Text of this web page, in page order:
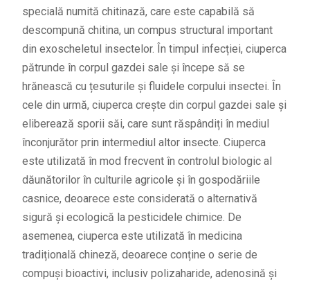
specială numită chitinază, care este capabilă să
descompună chitina, un compus structural important
din exoscheletul insectelor. În timpul infecției, ciuperca
pătrunde în corpul gazdei sale și începe să se
hrănească cu țesuturile și fluidele corpului insectei. În
cele din urmă, ciuperca crește din corpul gazdei sale și
eliberează sporii săi, care sunt răspândiți în mediul
înconjurător prin intermediul altor insecte. Ciuperca
este utilizată în mod frecvent în controlul biologic al
dăunătorilor în culturile agricole și în gospodăriile
casnice, deoarece este considerată o alternativă
sigură și ecologică la pesticidele chimice. De
asemenea, ciuperca este utilizată în medicina
tradițională chineză, deoarece conține o serie de
compuși bioactivi, inclusiv polizaharide, adenosină și